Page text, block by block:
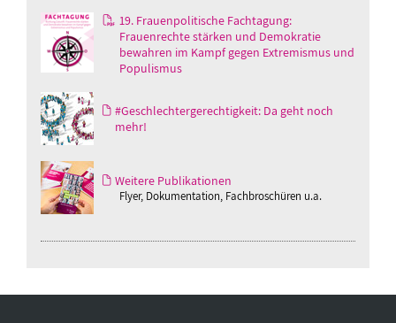
19. Frauenpolitische Fachtagung:
Frauenrechte stärken und Demokratie
bewahren im Kampf gegen Extremismus und
Populismus
#Geschlechtergerechtigkeit: Da geht noch
mehr!
Weitere Publikationen
Flyer, Dokumentation, Fachbroschüren u.a.